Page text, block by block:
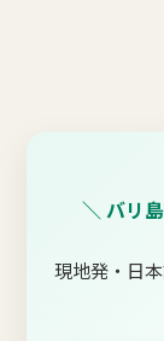
＼ バリ
現地発・日